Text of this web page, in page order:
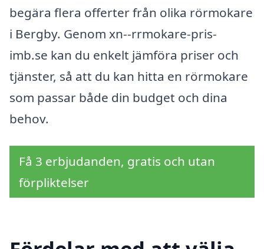
begära flera offerter från olika rörmokare
i Bergby. Genom xn--rrmokare-pris-
imb.se kan du enkelt jämföra priser och
tjänster, så att du kan hitta en rörmokare
som passar både din budget och dina
behov.
Få 3 erbjudanden, gratis och utan
förpliktelser